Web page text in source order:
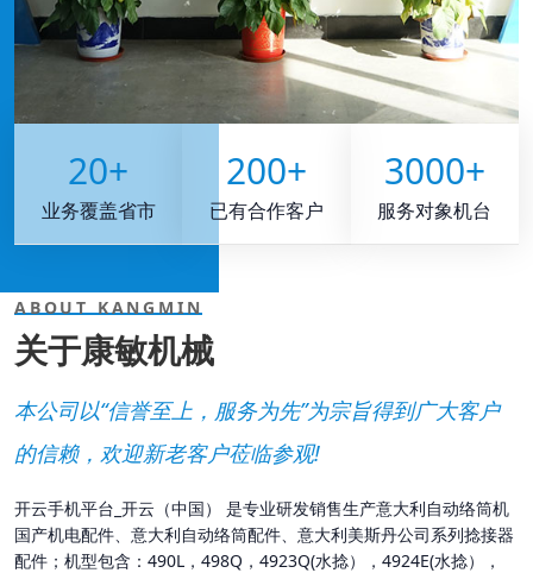
20+
业务覆盖省市
200+
已有合作客户
3000+
服务对象机台
ABOUT KANGMIN
关于康敏机械
本公司以“信誉至上，服务为先”为宗旨得到广大客户
的信赖，欢迎新老客户莅临参观!
开云手机平台_开云（中国） 是专业研发销售生产意大利自动络筒机
国产机电配件、意大利自动络筒配件、意大利美斯丹公司系列捻接器
配件；机型包含：490L，498Q，4923Q(水捻），4924E(水捻），